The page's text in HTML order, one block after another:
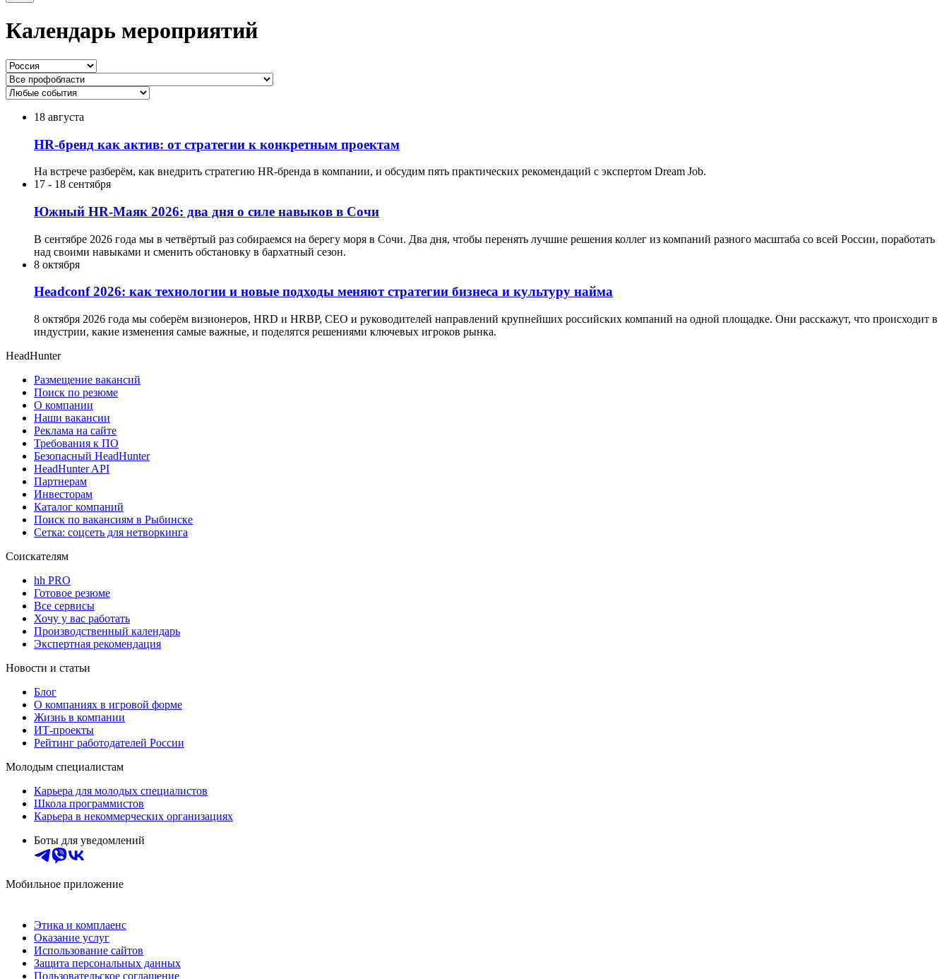
Календарь мероприятий
18 августа
HR-бренд как актив: от стратегии к конкретным проектам
На встрече разберём, как внедрить стратегию HR-бренда в компании, и обсудим пять практических рекомендаций с экспертом Dream Job.
17 - 18 сентября
Южный HR-Маяк 2026: два дня о силе навыков в Сочи
В сентябре 2026 года мы в четвёртый раз собираемся на берегу моря в Сочи. Два дня, чтобы перенять лучшие решения коллег из компаний разного масштаба со всей России, поработать
над своими навыками и сменить обстановку в бархатный сезон.
8 октября
Headсonf 2026: как технологии и новые подходы меняют стратегии бизнеса и культуру найма
8 октября 2026 года мы соберём визионеров, HRD и HRBP, СЕО и руководителей направлений крупнейших российских компаний на одной площадке. Они расскажут, что происходит в
индустрии, какие изменения самые важные, и поделятся решениями ключевых игроков рынка.
HeadHunter
Размещение вакансий
Поиск по резюме
О компании
Наши вакансии
Реклама на сайте
Требования к ПО
Безопасный HeadHunter
HeadHunter API
Партнерам
Инвесторам
Каталог компаний
Поиск по вакансиям в Рыбинске
Сетка: соцсеть для нетворкинга
Соискателям
hh PRO
Готовое резюме
Все сервисы
Хочу у вас работать
Производственный календарь
Экспертная рекомендация
Новости и статьи
Блог
О компаниях в игровой форме
Жизнь в компании
ИТ-проекты
Рейтинг работодателей России
Молодым специалистам
Карьера для молодых специалистов
Школа программистов
Карьера в некоммерческих организациях
Боты для уведомлений
Мобильное приложение
Этика и комплаенс
Оказание услуг
Использование сайтов
Защита персональных данных
Пользовательское соглашение